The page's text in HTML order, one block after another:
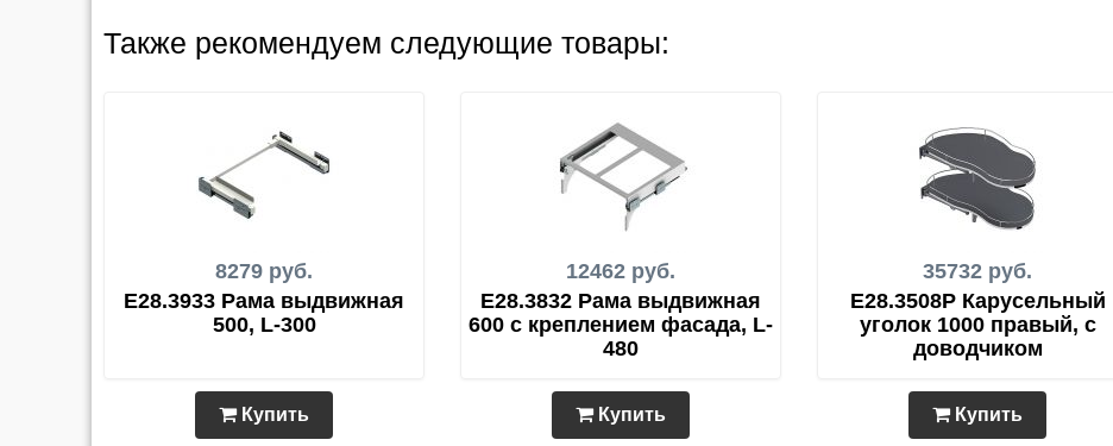
Также рекомендуем следующие товары:
8279 руб.
E28.3933 Рама выдвижная
500, L-300
Купить
12462 руб.
E28.3832 Рама выдвижная
600 с креплением фасада, L-
480
Купить
35732 руб.
E28.3508P Карусельный
уголок 1000 правый, с
доводчиком
Купить